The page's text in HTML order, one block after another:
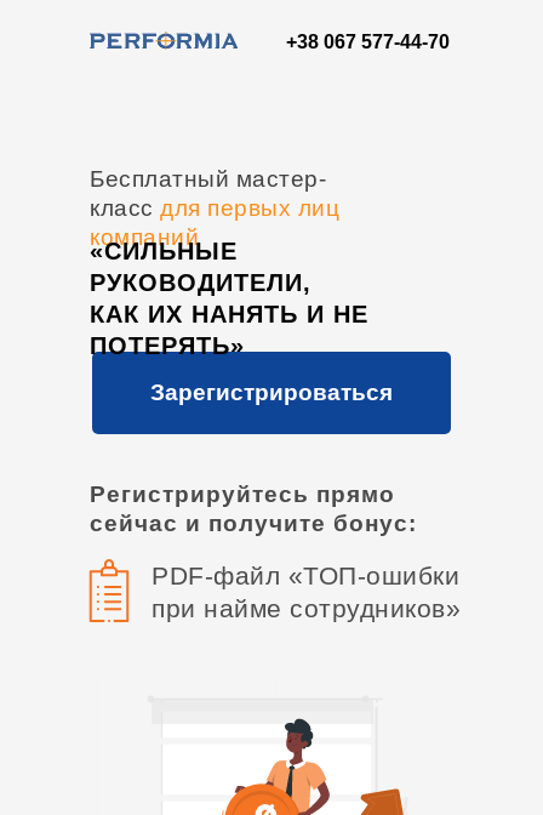
+38 067 577-44-70
Бесплатный мастер-
класс для первых лиц
компаний
Зарегистрироваться
Регистрируйтесь прямо
сейчас и получите бонус:
PDF-файл «ТОП-ошибки
при найме сотрудников»
«СИЛЬНЫЕ
РУКОВОДИТЕЛИ,
КАК ИХ НАНЯТЬ И НЕ
ПОТЕРЯТЬ»